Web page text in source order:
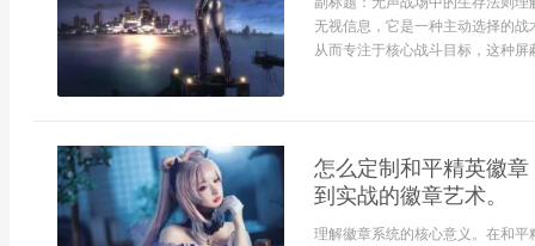
无视信息，它是一种主动选择的
从而专注于核心战斗目标，这种屏
怎么定制和平精英徽
到实战的徽章艺术。
理解徽章系统的核心意义。在和